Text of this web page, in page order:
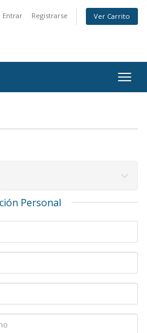
Entrar Registrarse Ver Carrito
Personal